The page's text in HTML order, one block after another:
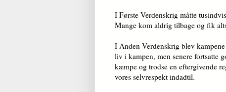
I Første Verdenskrig måtte
Mange kom aldrig tilbage og fik
I Anden Verdenskrig blev
liv i kampen, men senere fortsatte
kæmpe og trodse en eftergivende
vores selvrespekt indadtil.